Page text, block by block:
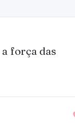
força das